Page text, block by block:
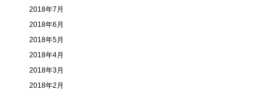
2018年7月
2018年6月
2018年5月
2018年4月
2018年3月
2018年2月